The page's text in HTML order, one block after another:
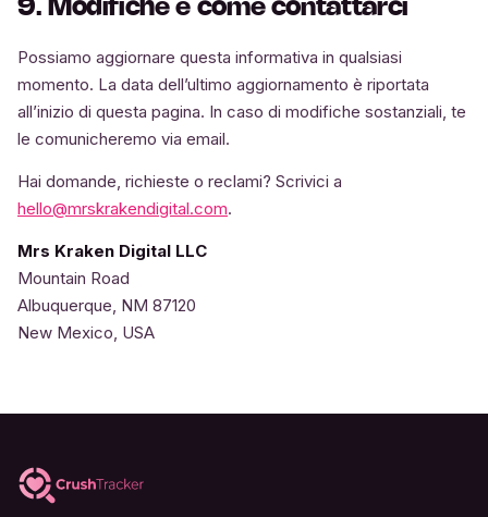
9. Modifiche e come contattarci
Possiamo aggiornare questa informativa in qualsiasi
momento. La data dell’ultimo aggiornamento è riportata
all’inizio di questa pagina. In caso di modifiche sostanziali, te
le comunicheremo via email.
Hai domande, richieste o reclami? Scrivici a
hello@mrskrakendigital.com.
Mrs Kraken Digital LLC
Mountain Road
Albuquerque, NM 87120
New Mexico, USA